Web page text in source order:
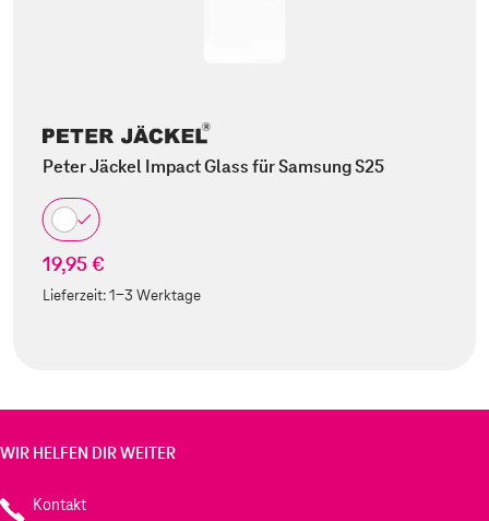
Peter Jäckel Impact Glass für Samsung S25
19,95 €
Lieferzeit:1-3 Werktage
WIR HELFEN DIR WEITER
Kontakt